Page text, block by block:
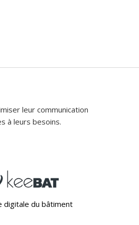
leur communication
à leurs besoins.
digitale du bâtiment